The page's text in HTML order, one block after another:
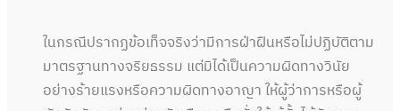
ในกรณีปรากฏข้อเท็จจริงว่ามีการฝ่าฝืนหรือไม่ปฏิบัติตาม
มาตรฐานทางจริยธรรม แต่มิได้เป็นความผิดทางวินัย
อย่างร้ายแรงหรือความผิดทางอาญา ให้ผู้ว่าการหรือผู้